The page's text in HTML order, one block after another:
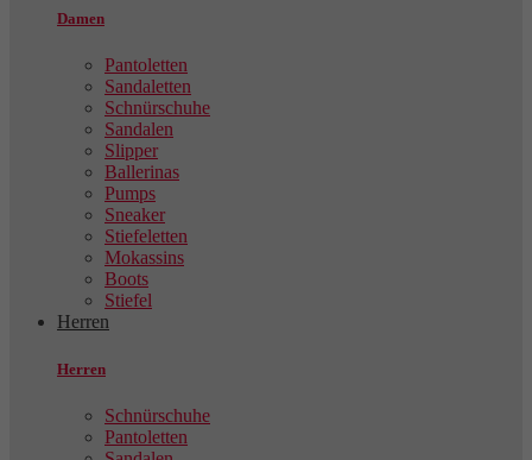
Damen
Pantoletten
Sandaletten
Schnürschuhe
Sandalen
Slipper
Ballerinas
Pumps
Sneaker
Stiefeletten
Mokassins
Boots
Stiefel
Herren
Herren
Schnürschuhe
Pantoletten